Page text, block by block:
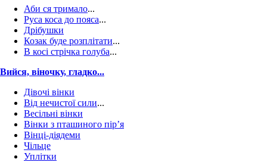
Аби ся тримало...
Руса коса до пояса...
Дрібушки
Козак буде розплітати...
В косі стрічка голуба...
Вийся, віночку, гладко...
Дівочі вінки
Від нечистої сили...
Весільні вінки
Вінки з пташиного пір’я
Вінці-діядеми
Чільце
Уплітки